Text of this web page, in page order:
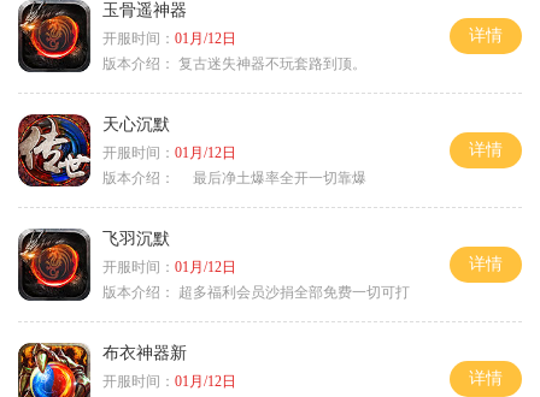
玉骨遥神器
开服时间： 01月/12日
版本介绍： 复古迷失神器不玩套路到顶。
详情
天心沉默
开服时间： 01月/12日
版本介绍：
最后净土爆率全开一切靠爆
详情
飞羽沉默
开服时间： 01月/12日
版本介绍：
超多福利会员沙捐全部免费一切可打
详情
布衣神器新
开服时间： 01月/12日
详情